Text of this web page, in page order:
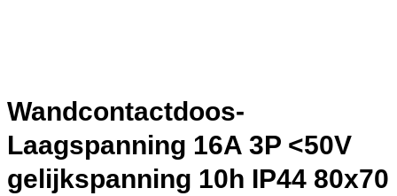
Wandcontactdoos-
Laagspanning 16A 3P <50V
gelijkspanning 10h IP44 80x70